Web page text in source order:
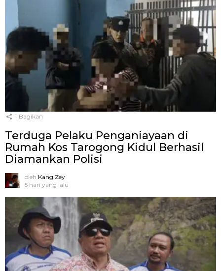
1 Bagikan
Terduga Pelaku Penganiayaan di
Rumah Kos Tarogong Kidul Berhasil
Diamankan Polisi
oleh Kang Zey
5 hari yang lalu